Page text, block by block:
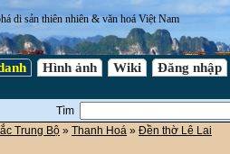
di sản thiên nhiên & văn hoá Việt Nam
Hình ảnh Wiki Đăng nhập
Tìm
Trung Bộ » Thanh Hoá » Đền thờ Lê Lai